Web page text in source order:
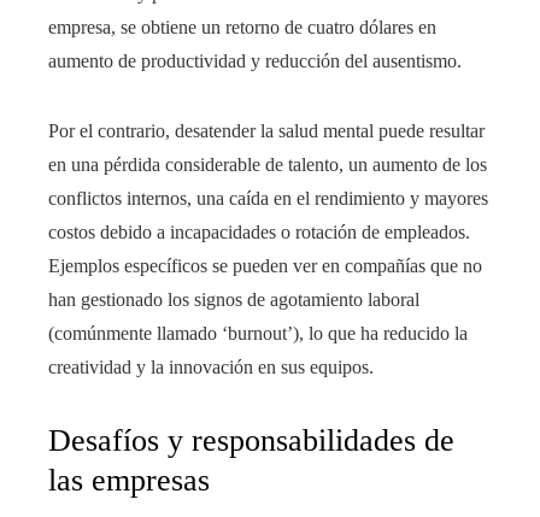
empresa, se obtiene un retorno de cuatro dólares en
aumento de productividad y reducción del ausentismo.
Por el contrario, desatender la salud mental puede resultar
en una pérdida considerable de talento, un aumento de los
conflictos internos, una caída en el rendimiento y mayores
costos debido a incapacidades o rotación de empleados.
Ejemplos específicos se pueden ver en compañías que no
han gestionado los signos de agotamiento laboral
(comúnmente llamado ‘burnout’), lo que ha reducido la
creatividad y la innovación en sus equipos.
Desafíos y responsabilidades de
las empresas